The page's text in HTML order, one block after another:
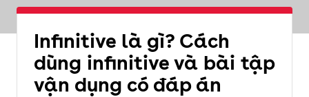
Infinitive là gì? Cách
dùng infinitive và bài tập
vận dụng có đáp án